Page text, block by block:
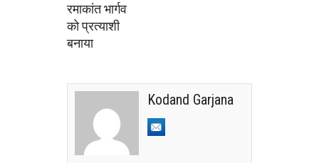
रमाकांत भार्गव
को प्रत्याशी
बनाया
Kodand Garjana